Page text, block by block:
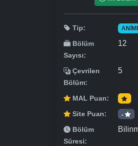
Tip:
Bölüm
Sayısı:
12
Çevrilen
Bölüm:
5
MAL Puan:
Site Puan:
-
Bölüm
Süresi: